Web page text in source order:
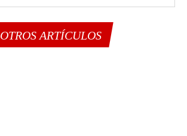
OTROS ARTÍCULOS